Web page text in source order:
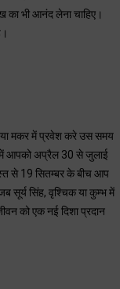
का भी आनंद लेना चाहिए।
या मकर में प्रवेश करे उस समय
में आपको अप्रैल 30 से जुलाई
से 19 सितम्बर के बीच आप
सूर्य सिंह, वृश्चिक या कुम्भ में
को एक नई दिशा प्रदान